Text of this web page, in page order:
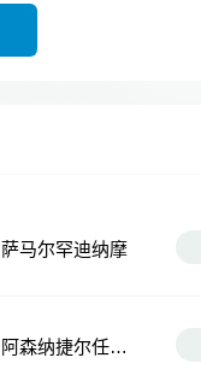
萨马尔罕迪纳摩
阿森纳捷尔任斯